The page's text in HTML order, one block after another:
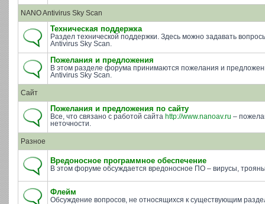
NANO Antivirus Sky Scan
Техническая поддержка
Раздел технической поддержки. Здесь можно задавать
Antivirus Sky Scan.
Пожелания и предложения
В этом разделе форума принимаются пожелания и
Antivirus Sky Scan.
Сайт
Пожелания и предложения по сайту
Все, что связано с работой сайта http://www.nanoav.ru –
неточности.
Разное
Вредоносное программное обеспечение
В этом форуме обсуждается вредоносное ПО – вирусы,
Флейм
Обсуждение вопросов, не относящихся к существующим